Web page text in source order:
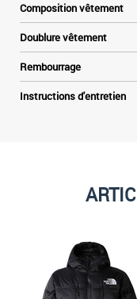
Composition vêtement
Doublure vêtement
Rembourrage
Instructions d'entretien